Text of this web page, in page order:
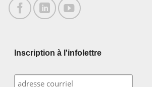
Inscription à l'infolettre